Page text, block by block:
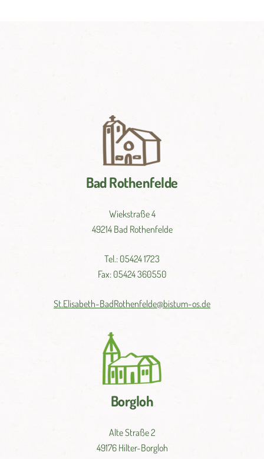
Bad Rothenfelde
Wiekstraße 4
49214 Bad Rothenfelde
Tel.: 05424 1723
Fax: 05424 360550
St.Elisabeth-BadRothenfelde@bistum-os.de
Borgloh
Alte Straße 2
49176 Hilter-Borgloh